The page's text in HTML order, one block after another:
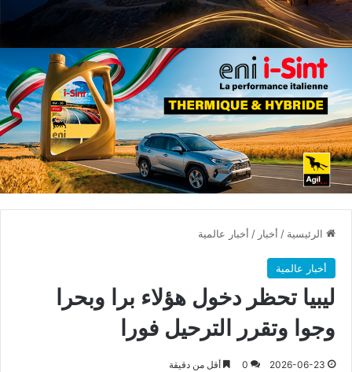
الرئيسية / أخبار / أخبار عالمية
أخبار عالمية
ليبيا تحظر دخول هؤلاء برا وبحرا
وجوا وتقرر الترحيل فورا
2026-06-23
0 أقل من دقيقة